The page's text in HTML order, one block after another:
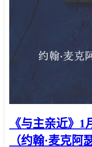
《与主亲近》
（约翰·麦克阿